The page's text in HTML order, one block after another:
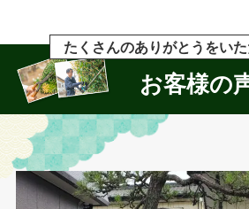
たくさんのありがとうをい
お客様の